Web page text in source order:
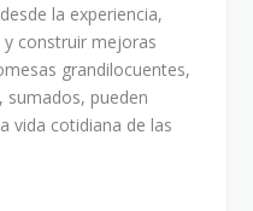
la experiencia,
construir mejoras
grandilocuentes,
sumados, pueden
vida cotidiana de las